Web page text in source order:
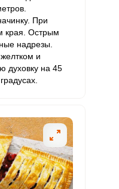
При
края. Острым
надрезы.
и
духовку на 45